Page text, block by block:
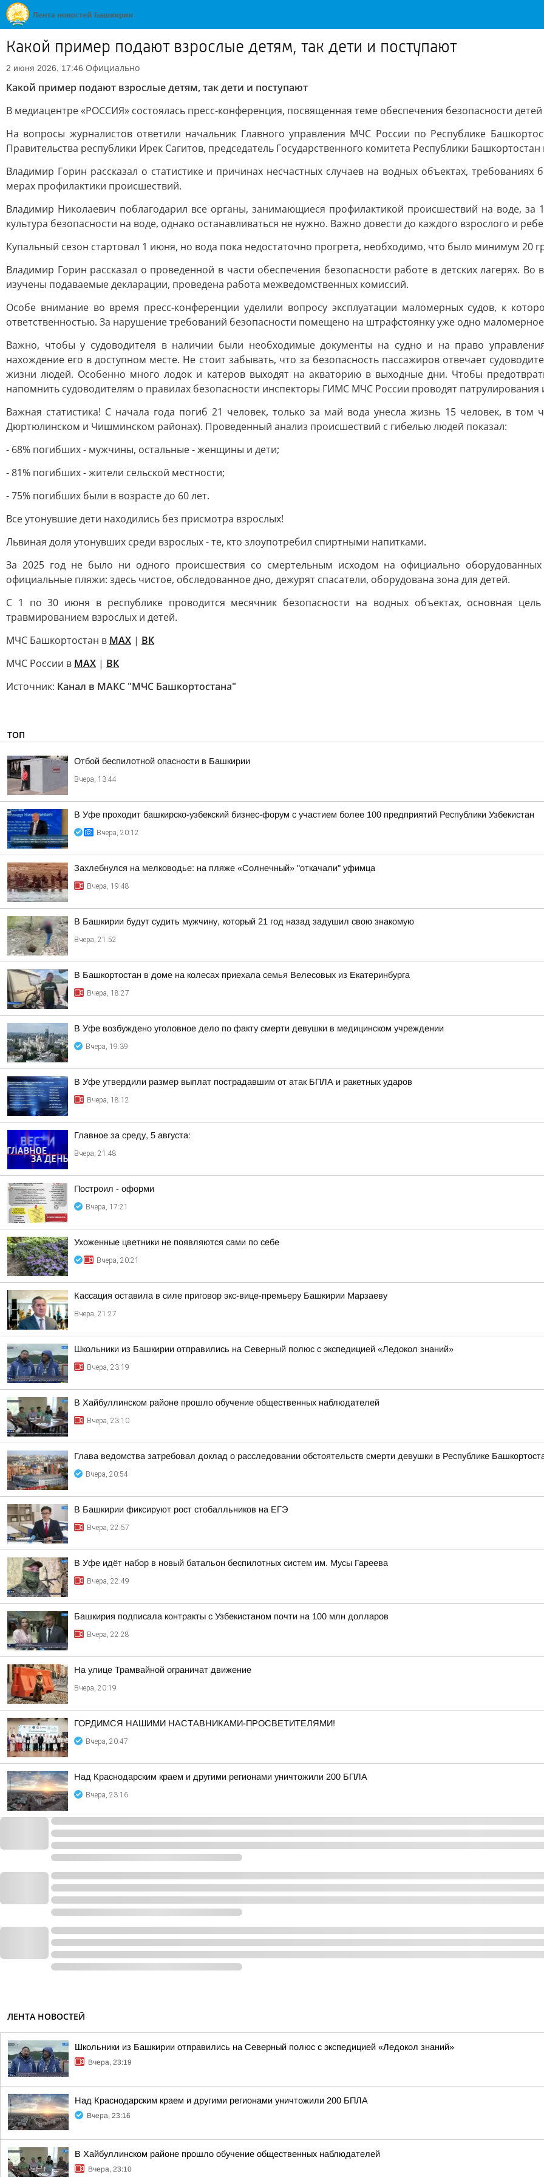
Какой пример подают взрослые детям, так дети и поступают
2 июня 2026, 17:46 Официально
Какой пример подают взрослые детям, так дети и поступают
В медиацентре «РОССИЯ» состоялась пресс-конференция, посвященная теме обеспечения безопасности детей
На вопросы журналистов ответили начальник Главного управления МЧС России по Республике
Правительства республики Ирек Сагитов, председатель Государственного комитета Республики
Владимир Горин рассказал о статистике и причинах несчастных случаев на водных объектах,
мерах профилактики происшествий.
Владимир Николаевич поблагодарил все органы, занимающиеся профилактикой происшествий на воде, за
культура безопасности на воде, однако останавливаться не нужно. Важно довести до каждого взрослого и
Купальный сезон стартовал 1 июня, но вода пока недостаточно прогрета, необходимо, что было минимум 20
Владимир Горин рассказал о проведенной в части обеспечения безопасности работе в детских лагерях.
изучены подаваемые декларации, проведена работа межведомственных комиссий.
Особе внимание во время пресс-конференции уделили вопросу эксплуатации маломерных судов, к
ответственностью. За нарушение требований безопасности помещено на штрафстоянку уже одно
Важно, чтобы у судоводителя в наличии были необходимые документы на судно и на право
нахождение его в доступном месте. Не стоит забывать, что за безопасность пассажиров отвечает
жизни людей. Особенно много лодок и катеров выходят на акваторию в выходные дни. Чтобы
напомнить судоводителям о правилах безопасности инспекторы ГИМС МЧС России проводят патрулирования
Важная статистика! С начала года погиб 21 человек, только за май вода унесла жизнь 15 человек, в
Дюртюлинском и Чишминском районах). Проведенный анализ происшествий с гибелью людей показал:
- 68% погибших - мужчины, остальные - женщины и дети;
- 81% погибших - жители сельской местности;
- 75% погибших были в возрасте до 60 лет.
Все утонувшие дети находились без присмотра взрослых!
Львиная доля утонувших среди взрослых - те, кто злоупотребил спиртными напитками.
За 2025 год не было ни одного происшествия со смертельным исходом на официально
официальные пляжи: здесь чистое, обследованное дно, дежурят спасатели, оборудована зона для детей.
С 1 по 30 июня в республике проводится месячник безопасности на водных объектах, основная
травмированием взрослых и детей.
МЧС Башкортостан в МАХ | ВК
МЧС России в MAX | ВК
Источник: Канал в МАКС "МЧС Башкортостана"
ТОП
Отбой беспилотной опасности в Башкирии
Вчера, 13:44
В Уфе проходит башкирско-узбекский бизнес-форум с участием более 100 предприятий Республики Узбекистан
Вчера, 20:12
Захлебнулся на мелководье: на пляже «Солнечный» "откачали" уфимца
Вчера, 19:48
В Башкирии будут судить мужчину, который 21 год назад задушил свою знакомую
Вчера, 21:52
В Башкортостан в доме на колесах приехала семья Велесовых из Екатеринбурга
Вчера, 18:27
В Уфе возбуждено уголовное дело по факту смерти девушки в медицинском учреждении
Вчера, 19:39
В Уфе утвердили размер выплат пострадавшим от атак БПЛА и ракетных ударов
Вчера, 18:12
Главное за среду, 5 августа:
Вчера, 21:48
Построил - оформи
Вчера, 17:21
Ухоженные цветники не появляются сами по себе
Вчера, 20:21
Кассация оставила в силе приговор экс-вице-премьеру Башкирии Марзаеву
Вчера, 21:27
Школьники из Башкирии отправились на Северный полюс с экспедицией «Ледокол знаний»
Вчера, 23:19
В Хайбуллинском районе прошло обучение общественных наблюдателей
Вчера, 23:10
Глава ведомства затребовал доклад о расследовании обстоятельств смерти девушки в Республике
Вчера, 20:54
В Башкирии фиксируют рост стобалльников на ЕГЭ
Вчера, 22:57
В Уфе идёт набор в новый батальон беспилотных систем им. Мусы Гареева
Вчера, 22:49
Башкирия подписала контракты с Узбекистаном почти на 100 млн долларов
Вчера, 22:28
На улице Трамвайной ограничат движение
Вчера, 20:19
ГОРДИМСЯ НАШИМИ НАСТАВНИКАМИ-ПРОСВЕТИТЕЛЯМИ!
Вчера, 20:47
Над Краснодарским краем и другими регионами уничтожили 200 БПЛА
Вчера, 23:16
ЛЕНТА НОВОСТЕЙ
Школьники из Башкирии отправились на Северный полюс с экспедицией «Ледокол знаний»
Вчера, 23:19
Над Краснодарским краем и другими регионами уничтожили 200 БПЛА
Вчера, 23:16
В Хайбуллинском районе прошло обучение общественных наблюдателей
Вчера, 23:10